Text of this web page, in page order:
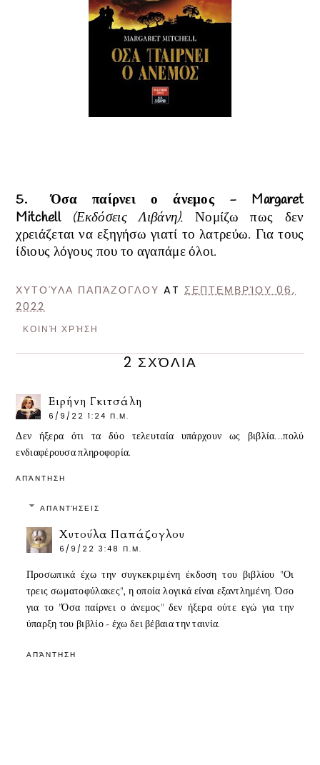
5. Όσα παίρνει ο άνεμος - Margaret
Mitchell
(Εκδόσεις Λιβάνη).Νομίζω πως δεν
χρειάζεται να εξηγήσω γιατί το λατρεύω. Για τους
ίδιους λόγους που το αγαπάμε όλοι.
ΧΥΤΟΎΛΑ ΠΑΠΆΖΟΓΛΟΥ ATΣΕΠΤΕΜΒΡΊΟΥ 06,
2022
ΚΟΙΝΉ ΧΡΉΣΗ
2 ΣΧΌΛΙΑ
Ειρήνη Γκιτσάλη
6/9/22 1:24 Π.Μ.
Δεν ήξερα ότι τα δύο τελευταία υπάρχουν ως βιβλία...πολύ
ενδιαφέρουσα πληροφορία.
ΑΠΆΝΤΗΣΗ
ΑΠΑΝΤΉΣΕΙΣ
Χυτούλα Παπάζογλου
6/9/22 3:48 Π.Μ.
Προσωπικά έχω την συγκεκριμένη έκδοση του βιβλίου "Οι
τρεις σωματοφύλακες", η οποία λογικά είναι εξαντλημένη. Όσο
για το "Όσα παίρνει ο άνεμος" δεν ήξερα ούτε εγώ για την
ύπαρξη του βιβλίο - έχω δει βέβαια την ταινία.
ΑΠΆΝΤΗΣΗ